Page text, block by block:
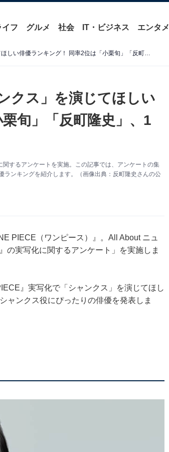
イフ グルメ 社会 IT・ビジネス エンタメ
『ONE PIECE』実写化で「シャンクス」を演じてほしい俳優ランキング！ 同率2位は「小栗旬」「反町隆史」、1位は？
クス」を演じてほしい
旬」「反町隆史」、1
するアンケートを実施。この記事では、アンケートの集
ンキングを紹介します。（画像出典：反町隆史さんの公
PIECE（ワンピース）』。All About ニュ
の実写化に関するアンケート」を実施しま
』実写化で「シャンクス」を演じてほし
ャンクス役にぴったりの俳優を発表しま